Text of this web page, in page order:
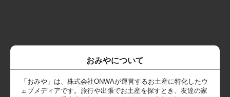
おみやについて
「おみや」は、株式会社ONWAが運営するお土産に特化したウ
ェブメディアです。旅行や出張でお土産を探すとき、友達の家